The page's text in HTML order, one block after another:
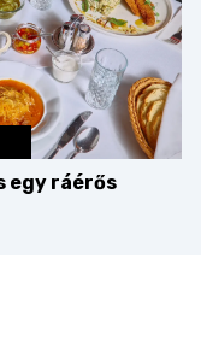
egy ráérős